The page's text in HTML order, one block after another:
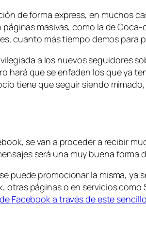
de forma express, en muchos
masivas, como la de
cuanto más tiempo demos para
a los nuevos seguidores
hará que se enfaden los que ya
tiene que seguir siendo
se van a proceder a recibir
será una muy buena
puede promocionar la misma,
otras páginas o en servicios
Facebook a través de este